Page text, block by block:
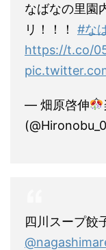
なばなの里園
リ！！！ #な
https://t.co/
— 畑原啓伸
四川スープ餃